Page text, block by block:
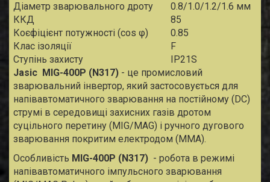
Діаметр зварювального дроту
0.8/1.0/1.2/1.6 мм
ККД
85
Коєфіцієнт потужності (cos φ)
0.85
Клас ізоляції
F
Ступінь захисту
IP21S
Jasic MIG-400P (N317) - це промисловий
зварювальний інвертор, який застосовується для
напівавтоматичного зварювання на постійному (DC)
струмі в середовищі захисних газів дротом
суцільного перетину (MIG/MAG) і ручного дугового
зварювання покритим електродом (MMA).
Особливість MIG-400P (N317) - робота в режимі
напівавтоматичного імпульсного зварювання